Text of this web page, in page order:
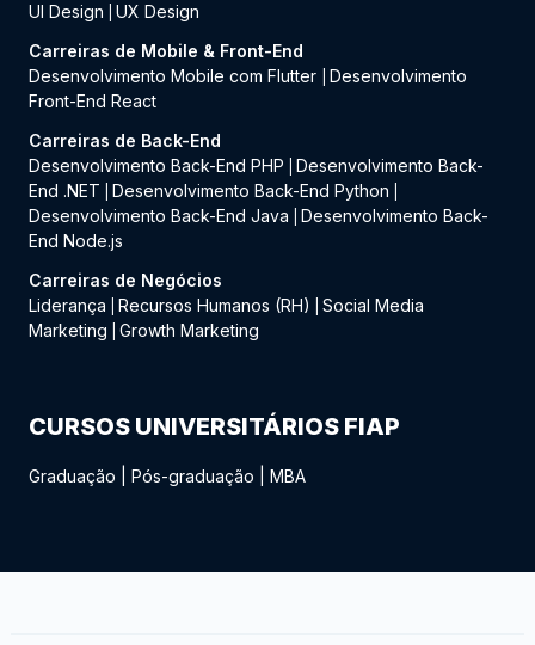
UI Design
UX Design
Carreiras de Mobile & Front-End
Desenvolvimento Mobile com Flutter
Desenvolvimento
Front-End React
Carreiras de Back-End
Desenvolvimento Back-End PHP
Desenvolvimento Back-
End .NET
Desenvolvimento Back-End Python
Desenvolvimento Back-End Java
Desenvolvimento Back-
End Node.js
Carreiras de Negócios
Liderança
Recursos Humanos (RH)
Social Media
Marketing
Growth Marketing
CURSOS UNIVERSITÁRIOS FIAP
Graduação Pós-graduação MBA